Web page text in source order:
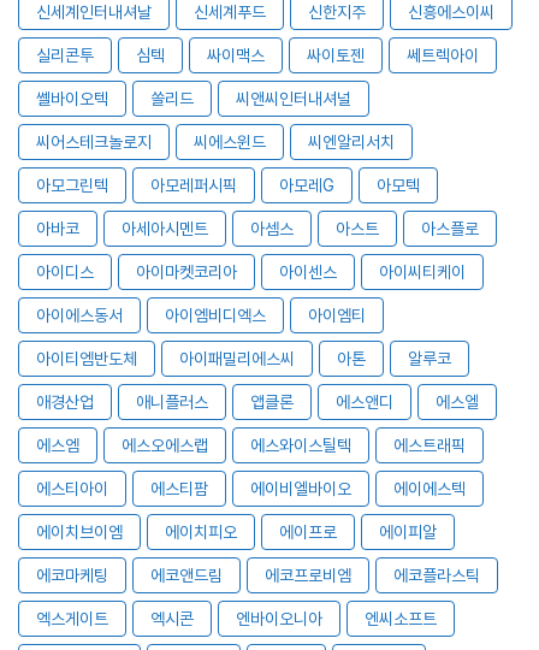
신세계인터내셔날 신세계푸드 신한지주 신흥에스이씨
실리콘투 심텍 싸이맥스 싸이토젠 쎄트렉아이
쎌바이오텍 쏠리드 씨앤씨인터내셔널
씨어스테크놀로지 씨에스윈드 씨엔알리서치
아모그린텍 아모레퍼시픽 아모레G 아모텍
아바코 아세아시멘트 아셈스 아스트 아스플로
아이디스 아이마켓코리아 아이센스 아이씨티케이
아이에스동서 아이엠비디엑스 아이엠티
아이티엠반도체 아이패밀리에스씨 아톤 알루코
애경산업 애니플러스 앱클론 에스앤디 에스엘
에스엠 에스오에스랩 에스와이스틸텍 에스트래픽
에스티아이 에스티팜 에이비엘바이오 에이에스텍
에이치브이엠 에이치피오 에이프로 에이피알
에코마케팅 에코앤드림 에코프로비엠 에코플라스틱
엑스게이트 엑시콘 엔바이오니아 엔씨소프트